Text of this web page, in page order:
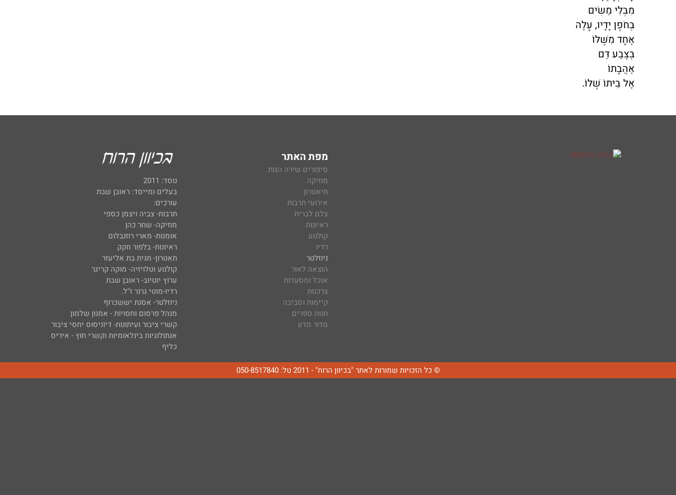
מִבְּלִי מֵשִׂים
בְּחֹפֶן יָדָיו, עָלֶה
אֶחָד מִשֶּׁלּוֹ
בְּצֶבַע דַּם
אַהֲבָתוֹ
אֶל בֵּיתוֹ שֶׁלּוֹ.
מפת האתר
סיפורים שירה הגות
מוזיקה
תיאטרון
אירועי תרבות
צלם לברית
ראיונות
קולנוע
רדיו
ניוזלטר
הוצאה לאור
אוכל ומסעדות
צרכנות
קיימות וסביבה
חנות ספרים
מדור מדע
נוסד: 2011
בעלים ומייסד: ראובן שבת
עורכים:
תרבות- צביה ויצמן כספי
מוזיקה- שחר כהן
אומנות- מארי רוזנבלום
ראיונות- בלפור חקק
תאטרון- חגית בת אליעזר
קולנוע וטלויזיה- מוקה קריגר
ערוץ יוטיוב- ראובן שבת
רדיו-מוטי גרנר ז"ל.
ניוזלטר- אסנת יששכרוף
מנהל פרסום וחסויות - אמנון שלמון
קשרי ציבור ועיתונות- דיוניסוס יחסי ציבור
אנתולוגיות בינלאומיות וקשרי חוץ - איריס
כליף
© כל הזכויות שמורות לאתר "בכיוון הרוח" - 2011 טל: 050-8517840